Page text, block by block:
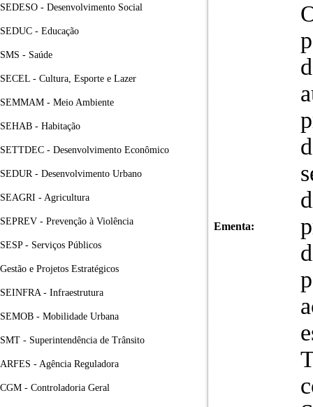
SEDESO - Desenvolvimento Social
SEDUC - Educação
SMS - Saúde
SECEL - Cultura, Esporte e Lazer
SEMMAM - Meio Ambiente
SEHAB - Habitação
SETTDEC - Desenvolvimento Econômico
SEDUR - Desenvolvimento Urbano
SEAGRI - Agricultura
SEPREV - Prevenção à Violência
SESP - Serviços Públicos
Gestão e Projetos Estratégicos
SEINFRA - Infraestrutura
SEMOB - Mobilidade Urbana
SMT - Superintendência de Trânsito
ARFES - Agência Reguladora
CGM - Controladoria Geral
Ementa: